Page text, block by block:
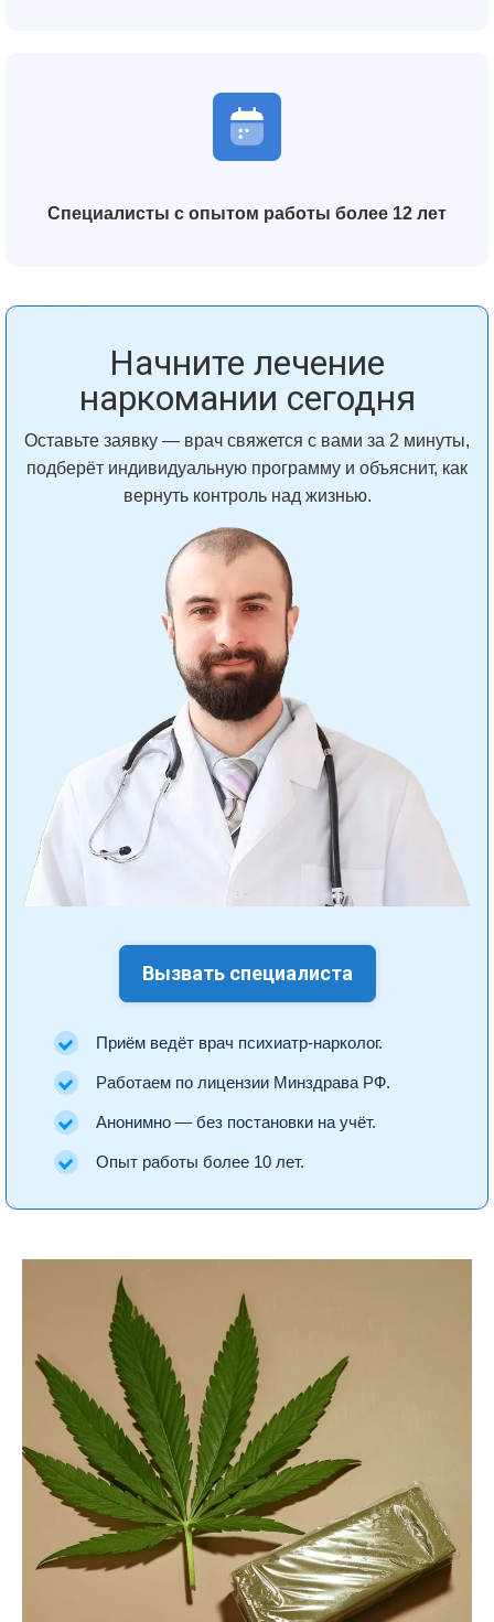
Специалисты с опытом работы более 12 лет
Начните лечение
наркомании сегодня
Оставьте заявку — врач свяжется с вами за 2 минуты,
подберёт индивидуальную программу и объяснит, как
вернуть контроль над жизнью.
Вызвать специалиста
Приём ведёт врач психиатр-нарколог.
Работаем по лицензии Минздрава РФ.
Анонимно — без постановки на учёт.
Опыт работы более 10 лет.